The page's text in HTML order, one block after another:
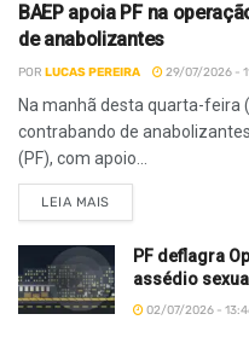
BAEP apoia PF na
de anabolizantes
POR LUCAS PEREIRA 29/07/2026 -
Na manhã desta quarta-feira
contrabando de
(PF), com apoio...
LEIA MAIS
PF deflagra
assédio
02/07/2026 -